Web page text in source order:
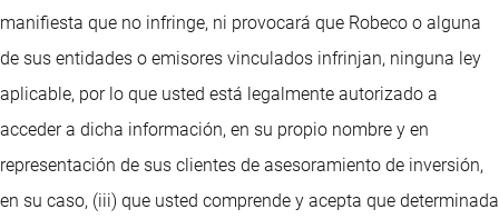
manifiesta que no infringe, ni provocará que Robeco o alguna
de sus entidades o emisores vinculados infrinjan, ninguna ley
aplicable, por lo que usted está legalmente autorizado a
acceder a dicha información, en su propio nombre y en
representación de sus clientes de asesoramiento de inversión,
en su caso, (iii) que usted comprende y acepta que determinada